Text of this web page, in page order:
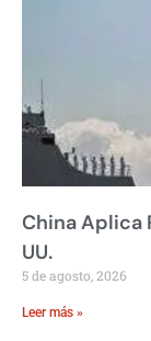
China Aplica
UU.
5 de agosto, 2026
Leer más »